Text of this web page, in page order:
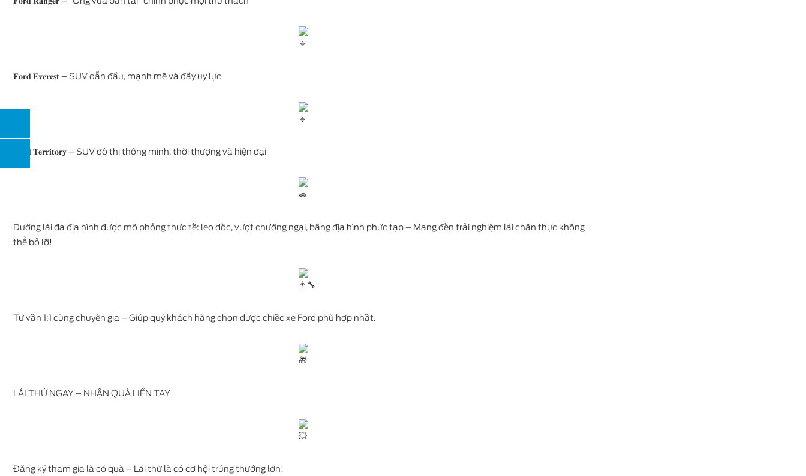
𝐅𝐨𝐫𝐝 𝐄𝐯𝐞𝐫𝐞𝐬𝐭 – SUV dẫn đầu, mạnh mẽ và đầy uy lực
𝐅𝐨𝐫𝐝 𝐓𝐞𝐫𝐫𝐢𝐭𝐨𝐫𝐲 – SUV đô thị thông minh, thời thượng và hiện đại
Đường lái đa địa hình được mô phỏng thực tế: leo dốc, vượt chướng ngại, băng địa hình phức tạp – Mang đến trải nghiệm lái chân thực không
thể bỏ lỡ!
Tư vấn 1:1 cùng chuyên gia – Giúp quý khách hàng chọn được chiếc xe Ford phù hợp nhất.
LÁI THỬ NGAY – NHẬN QUÀ LIỀN TAY
Đăng ký tham gia là có quà – Lái thử là có cơ hội trúng thưởng lớn!